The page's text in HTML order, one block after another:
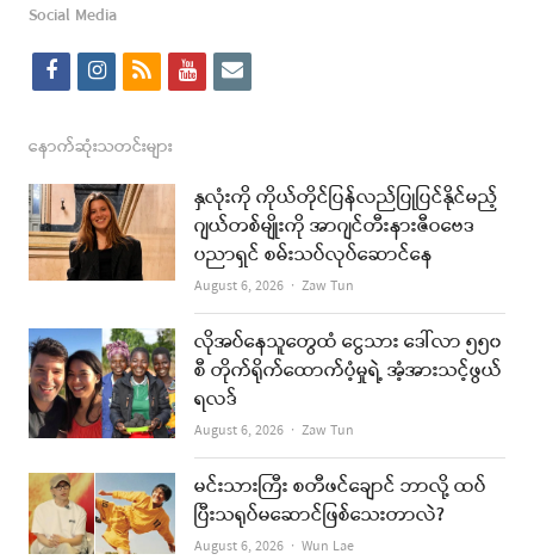
Social Media
f
c
e
b
o
k
i
s
t
a
g
a
m
r
s
y
t
u
b
e
e
i
l
နောက်ဆုံးသတင်းများ
နှလုံးကို ကိုယ်တိုင်ပြန်လည်ပြုပြင်နိုင်မည့်
ဂျယ်တစ်မျိုးကို အာဂျင်တီးနားဇီဝဗေဒ
ပညာရှင် စမ်းသပ်လုပ်ဆောင်နေ
August 6, 2026 Author
Zaw Tun
လိုအပ်နေသူတွေထံ ငွေသား ဒေါ်လာ ၅၅၀
စီ တိုက်ရိုက်ထောက်ပံ့မှုရဲ့ အံ့အားသင့်ဖွယ်
ရလဒ်
August 6, 2026 Author
Zaw Tun
မင်းသားကြီး စတီဖင်ချောင် ဘာလို့ ထပ်
ပြီးသရုပ်မဆောင်ဖြစ်သေးတာလဲ?
August 6, 2026 Author
Wun Lae